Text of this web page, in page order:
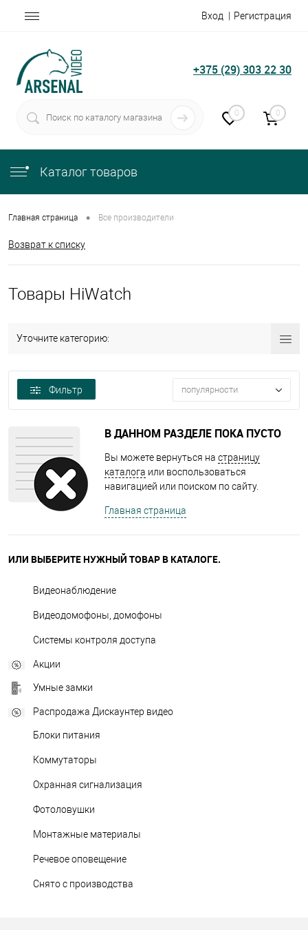
Вход Регистрация
+375 (29) 303 22 30
0 0
Каталог товаров
Главная страница • Все производители
Возврат к списку
Товары HiWatch
Уточните категорию:
Фильтр популярности
В ДАННОМ РАЗДЕЛЕ ПОКА ПУСТО
Вы можете вернуться на страницу
каталога или воспользоваться
навигацией или поиском по сайту.
Главная страница
ИЛИ ВЫБЕРИТЕ НУЖНЫЙ ТОВАР В КАТАЛОГЕ.
Видеонаблюдение
Видеодомофоны, домофоны
Системы контроля доступа
Акции
Умные замки
Распродажа Дискаунтер видео
Блоки питания
Коммутаторы
Охранная сигнализация
Фотоловушки
Монтажные материалы
Речевое оповещение
Снято с производства